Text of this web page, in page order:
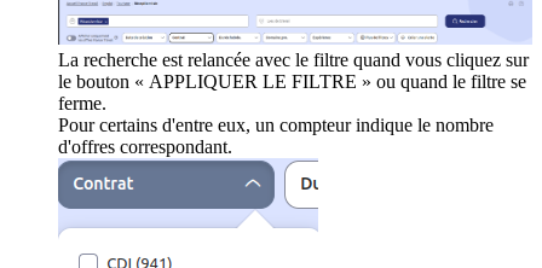
La recherche est relancée avec le filtre quand vous cliquez sur
le bouton « APPLIQUER LE FILTRE » ou quand le filtre se
ferme.
Pour certains d'entre eux, un compteur indique le nombre
d'offres correspondant.